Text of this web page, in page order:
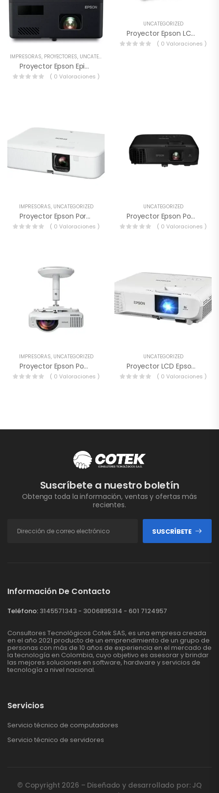
IMPRESORAS, PROYECTORES, UNCATEGORIZED
Proyector Epson Epiq Vision Mini EF12
( 0 Valoraciones )
UNCATEGORIZED
Proyector Epson LCD Powerlite E20
( 0 Valoraciones )
IMPRESORAS, UNCATEGORIZED
Proyector Epson Portátil EpiqVision
( 0 Valoraciones )
UNCATEGORIZED
Proyector Epson PowerLite FH52+
( 0 Valoraciones )
IMPRESORAS, UNCATEGORIZED
Proyector Epson PowerLite L210SF
( 0 Valoraciones )
UNCATEGORIZED
Proyector LCD Epson PowerLite 118
( 0 Valoraciones )
Suscríbete a nuestro boletín
Obtenga toda la información, ventas y ofertas más
recientes.
SUSCRÍBETE
Información De Contacto
Teléfono: 3145571343 - 3006895314 - 601 7124957
Consultores Tecnológicos Cotek SAS, es una empresa creada
en el año 2021 producto de un emprendimiento de un grupo de
personas con más de 10 años de experiencia en el mercado de
la tecnología en Colombia, cuyo objetivo es asesorar y brindar
las mejores soluciones en software, hardware y servicios de
tecnología a nivel nacional.
Servicios
Servicio técnico de computadores
Servicio técnico de servidores
© Copyright 2026 – Diseñado y desarrollado por: JQ